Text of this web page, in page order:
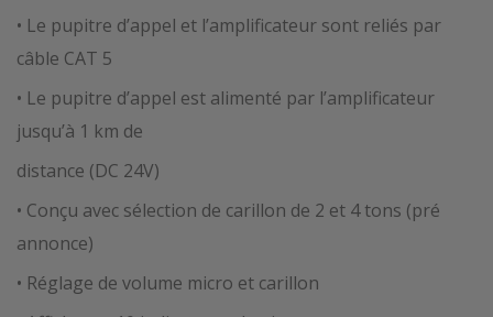
• Le pupitre d’appel et l’amplificateur sont reliés par
câble CAT 5
• Le pupitre d’appel est alimenté par l’amplificateur
jusqu’à 1 km de
distance (DC 24V)
• Conçu avec sélection de carillon de 2 et 4 tons (pré
annonce)
• Réglage de volume micro et carillon